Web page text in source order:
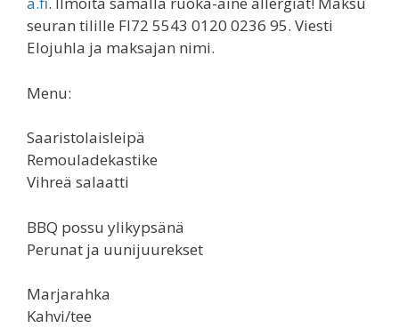
seuran tilille FI72 5543 0120 0236 95. Viesti
Elojuhla ja maksajan nimi.
Menu:
Saaristolaisleipä
Remouladekastike
Vihreä salaatti
BBQ possu ylikypsänä
Perunat ja uunijuurekset
Marjarahka
Kahvi/tee